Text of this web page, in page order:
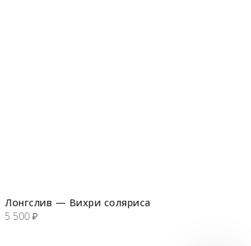
Лонгслив — Вихри соляриса
5 500₽